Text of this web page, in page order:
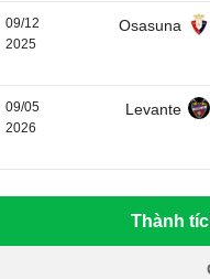
09/12
2025
Osasuna
09/05
2026
Levante
Thành